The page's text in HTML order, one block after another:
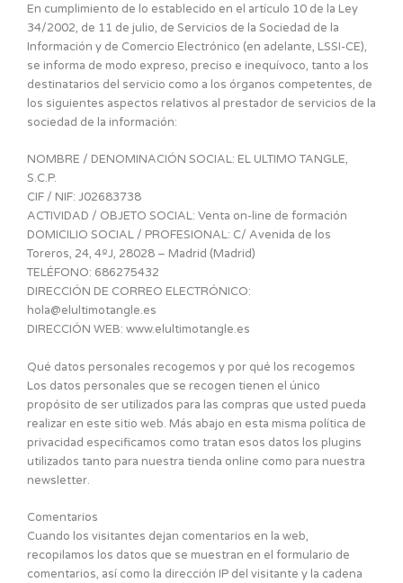
En cumplimiento de lo establecido en el artículo 10 de la Ley
34/2002, de 11 de julio, de Servicios de la Sociedad de la
Información y de Comercio Electrónico (en adelante, LSSI-CE),
se informa de modo expreso, preciso e inequívoco, tanto a los
destinatarios del servicio como a los órganos competentes, de
los siguientes aspectos relativos al prestador de servicios de la
sociedad de la información:
NOMBRE / DENOMINACIÓN SOCIAL: EL ULTIMO TANGLE,
S.C.P.
CIF / NIF: J02683738
ACTIVIDAD / OBJETO SOCIAL: Venta on-line de formación
DOMICILIO SOCIAL / PROFESIONAL: C/ Avenida de los
Toreros, 24, 4ºJ, 28028 – Madrid (Madrid)
TELÉFONO: 686275432
DIRECCIÓN DE CORREO ELECTRÓNICO:
hola@elultimotangle.es
DIRECCIÓN WEB: www.elultimotangle.es
Qué datos personales recogemos y por qué los recogemos
Los datos personales que se recogen tienen el único
propósito de ser utilizados para las compras que usted pueda
realizar en este sitio web. Más abajo en esta misma política de
privacidad especificamos como tratan esos datos los plugins
utilizados tanto para nuestra tienda online como para nuestra
newsletter.
Comentarios
Cuando los visitantes dejan comentarios en la web,
recopilamos los datos que se muestran en el formulario de
comentarios, así como la dirección IP del visitante y la cadena